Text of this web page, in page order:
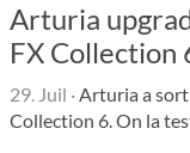
Arturia
FX Collection
29. Juil ·Arturia a
Collection 6. On la